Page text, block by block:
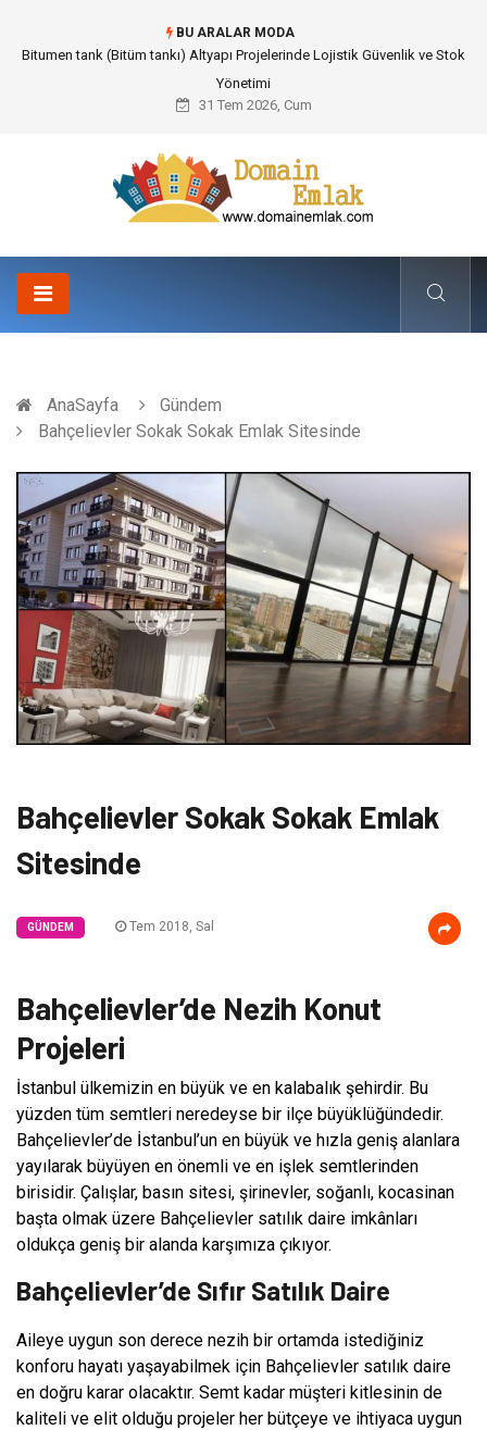
BU ARALAR MODA
Bitumen tank (Bitüm tankı) Altyapı Projelerinde Lojistik Güvenlik ve Stok
Yönetimi
31 Tem 2026, Cum
AnaSayfa
Gündem
Bahçelievler Sokak Sokak Emlak Sitesinde
Bahçelievler Sokak Sokak Emlak
Sitesinde
GÜNDEM Tem 2018, Sal
Bahçelievler’de Nezih Konut
Projeleri
İstanbul ülkemizin en büyük ve en kalabalık şehirdir. Bu
yüzden tüm semtleri neredeyse bir ilçe büyüklüğündedir.
Bahçelievler’de İstanbul’un en büyük ve hızla geniş alanlara
yayılarak büyüyen en önemli ve en işlek semtlerinden
birisidir. Çalışlar, basın sitesi, şirinevler, soğanlı, kocasinan
başta olmak üzere Bahçelievler satılık daire imkânları
oldukça geniş bir alanda karşımıza çıkıyor.
Bahçelievler’de Sıfır Satılık Daire
Aileye uygun son derece nezih bir ortamda istediğiniz
konforu hayatı yaşayabilmek için Bahçelievler satılık daire
en doğru karar olacaktır. Semt kadar müşteri kitlesinin de
kaliteli ve elit olduğu projeler her bütçeye ve ihtiyaca uygun